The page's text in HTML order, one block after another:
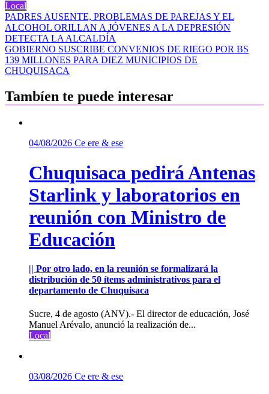
Local
Navegación
de
entradas
PADRES AUSENTE, PROBLEMAS DE PAREJAS Y EL
ALCOHOL ORILLAN A JÓVENES A LA DEPRESIÓN
DETECTA LA ALCALDÍA
GOBIERNO SUSCRIBE CONVENIOS DE RIEGO POR BS
139 MILLONES PARA DIEZ MUNICIPIOS DE
CHUQUISACA
Tambíen te puede interesar
04/08/2026 Ce ere & ese
Chuquisaca pedirá Antenas
Starlink y laboratorios en
reunión con Ministro de
Educación
|| Por otro lado, en la reunión se formalizará la
distribución de 50 ítems administrativos para el
departamento de Chuquisaca
Sucre, 4 de agosto (ANV).- El director de educación, José
Manuel Arévalo, anunció la realización de...
Local
03/08/2026 Ce ere & ese